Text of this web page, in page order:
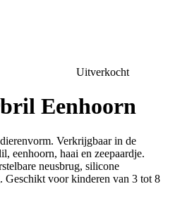
Uitverkocht
Eenhoorn
Verkrijgbaar in de
eenhoorn, haai en zeepaardje.
neusbrug, silicone
Geschikt voor kinderen van 3 tot 8